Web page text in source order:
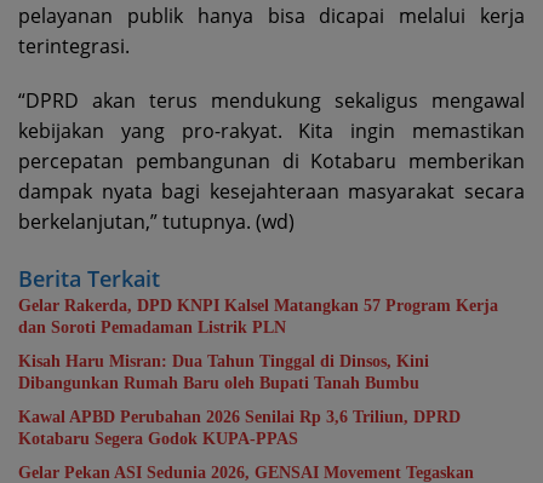
pelayanan publik hanya bisa dicapai melalui kerja
terintegrasi.
“DPRD akan terus mendukung sekaligus mengawal
kebijakan yang pro-rakyat. Kita ingin memastikan
percepatan pembangunan di Kotabaru memberikan
dampak nyata bagi kesejahteraan masyarakat secara
berkelanjutan,” tutupnya. (wd)
Berita Terkait
Gelar Rakerda, DPD KNPI Kalsel Matangkan 57 Program Kerja
dan Soroti Pemadaman Listrik PLN
Kisah Haru Misran: Dua Tahun Tinggal di Dinsos, Kini
Dibangunkan Rumah Baru oleh Bupati Tanah Bumbu
Kawal APBD Perubahan 2026 Senilai Rp 3,6 Triliun, DPRD
Kotabaru Segera Godok KUPA-PPAS
Gelar Pekan ASI Sedunia 2026, GENSAI Movement Tegaskan